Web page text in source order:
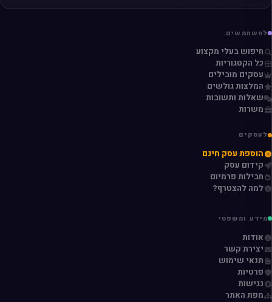
למשתמשים
חיפוש בעלי מקצוע
כל הקטגוריות
עסקים מובילים
המלצות גולשים
שאלות ותשובות
משרות
לעסקים
הוספת עסק חינם
קידום עסק
חבילות פרמיום
למה להצטרף?
מידע ומשפטי
אודות
יצירת קשר
תנאי שימוש
פרטיות
נגישות
מפת האתר